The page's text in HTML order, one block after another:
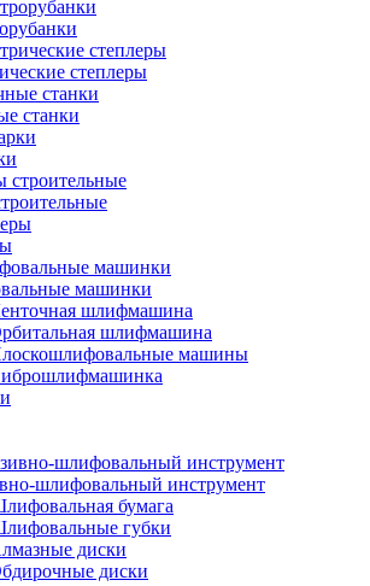
степлеры
станки
машинки
шлифмашина
шлифмашина
машины
шлифовальный инструмент
бумага
губки
диски
диски